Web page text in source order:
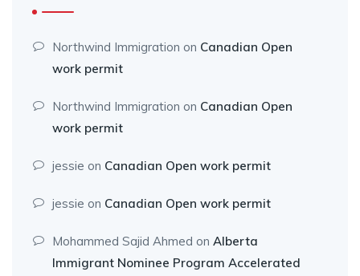
Northwind Immigration on Canadian Open
work permit
Northwind Immigration on Canadian Open
work permit
jessie on Canadian Open work permit
jessie on Canadian Open work permit
Mohammed Sajid Ahmed on Alberta
Immigrant Nominee Program Accelerated